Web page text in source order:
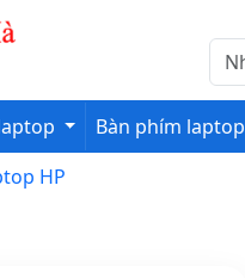
Bàn phím laptop
HP